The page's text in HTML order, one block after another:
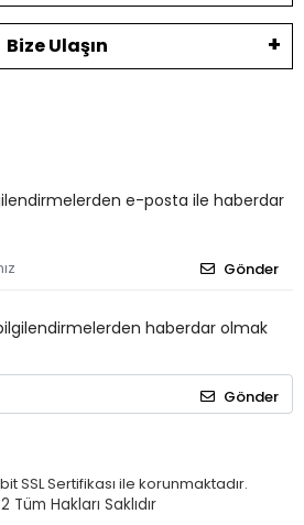
Bize Ulaşın
e-posta ile haberdar
Gönder
haberdar olmak
Gönder
SSL Sertifikası ile korunmaktadır.
Tüm Hakları Saklıdır